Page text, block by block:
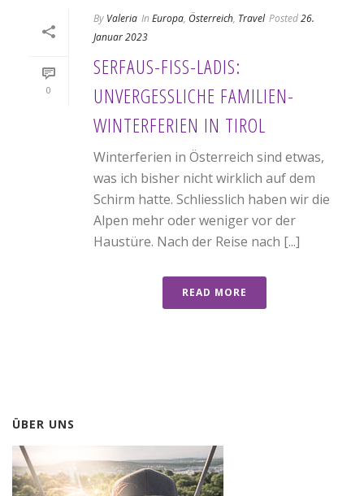
0
By Valeria In Europa, Österreich, Travel Posted26.
Januar 2023
SERFAUS-FISS-LADIS:
UNVERGESSLICHE FAMILIEN-
WINTERFERIEN IN TIROL
Winterferien in Österreich sind etwas,
was ich bisher nicht wirklich auf dem
Schirm hatte. Schliesslich haben wir die
Alpen mehr oder weniger vor der
Haustüre. Nach der Reise nach [...]
READ MORE
ÜBER UNS